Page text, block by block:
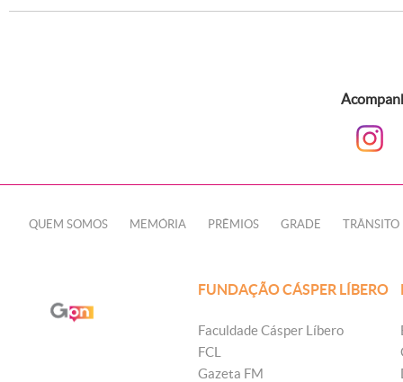
QUEM SOMOS MEMÓRIA PRÊMIOS GRADE TRÂNSITO
FUNDAÇÃO CÁSPER LÍBERO
Faculdade Cásper Líbero
FCL
Gazeta FM